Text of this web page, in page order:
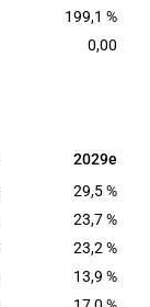
199,1 %
0,00
2029e
2029e
29,5 %
23,7 %
23,2 %
13,9 %